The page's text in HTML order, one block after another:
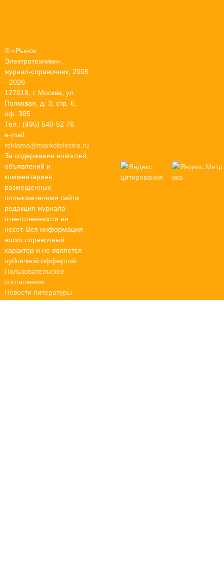
© «Рынок
Электротехники»,
журнал-справочник, 2005
- 2026
127018, г. Москва, ул.
Полковая, д. 3, стр. 6,
оф. 305
Тел.: (495) 540-52 76
e-mail:
reklama@marketelectro.ru
За содержание новостей,
объявлений и
комментариев,
размещенных
пользователями сайта,
редакция журнала
ответственности не
несет. Вся информация
носит справочный
характер и не является
публичной оффертой.
Пользовательское
соглашение
Новости литературы